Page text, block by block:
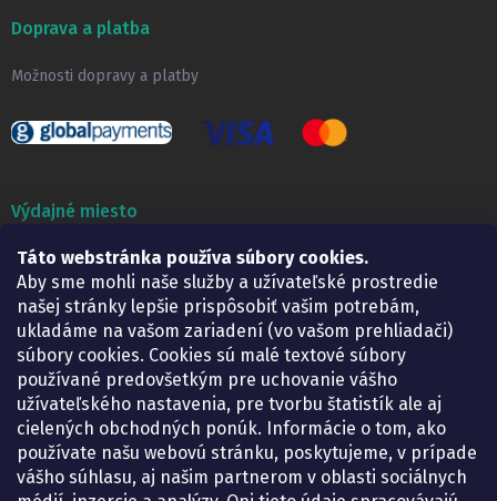
Táto webstránka používa súbory cookies.
Aby sme mohli naše služby a užívateľské prostredie
našej stránky lepšie prispôsobiť vašim potrebám,
ukladáme na vašom zariadení (vo vašom prehliadači)
súbory cookies. Cookies sú malé textové súbory
používané predovšetkým pre uchovanie vášho
užívateľského nastavenia, pre tvorbu štatistík ale aj
cielených obchodných ponúk. Informácie o tom, ako
používate našu webovú stránku, poskytujeme, v prípade
vášho súhlasu, aj našim partnerom v oblasti sociálnych
Doprava a platba
Možnosti dopravy a platby
Výdajné miesto
Lekáreň ADONAI
Košice – Smetanova 2
Pondelok:
07.30 – 15.30 h.
Utorok:
07.30 – 16.00 h.
Streda:
07.30 – 16.00 h.
Štvrtok:
07.30 – 15.30 h.
Piatok:
07.30 – 15.30 h.
KONTAKT
eshop@lekarenadonai.sk